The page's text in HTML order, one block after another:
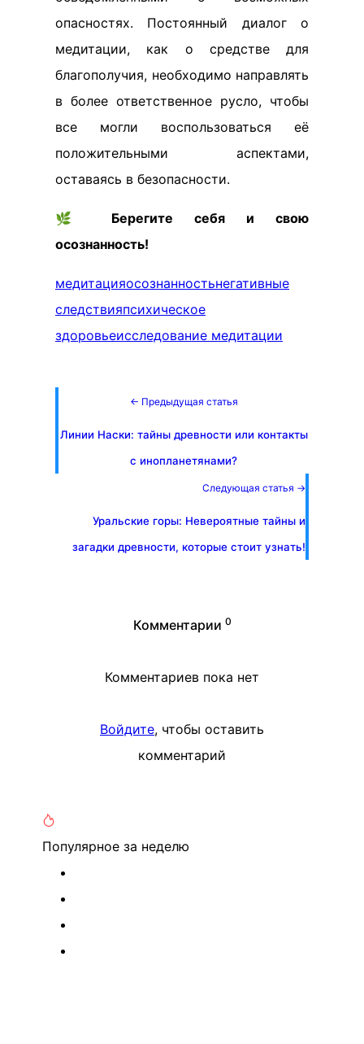
опасностях. Постоянный диалог о
медитации, как о средстве для
благополучия, необходимо направлять
в более ответственное русло, чтобы
все могли воспользоваться её
положительными аспектами,
оставаясь в безопасности.
🌿 Берегите себя и свою
осознанность!
медитацияосознанностьнегативные
следствияпсихическое
здоровьеисследование медитации
← Предыдущая статья
Линии Наски: тайны древности или контакты
с инопланетянами?
Следующая статья →
Уральские горы: Невероятные тайны и
загадки древности, которые стоит узнать!
Комментарии 0
Комментариев пока нет
Войдите, чтобы оставить
комментарий
Популярное за неделю